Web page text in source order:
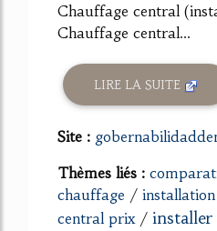
Chauffage central
Chauffage central...
LIRE LA SUITE
Site :
Thèmes liés :
chauffage /
central prix/ installer